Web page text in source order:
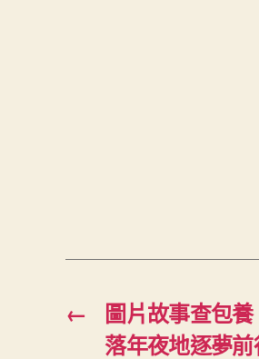
←
圖片故事查包
落年夜地逐夢